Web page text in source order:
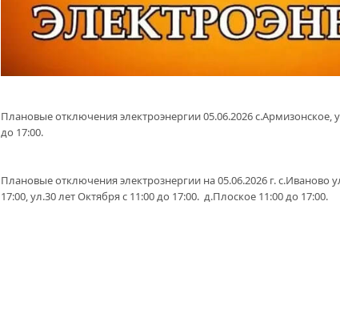
Плановые отключения электроэнергии 05.06.2026
до 17:00.
Плановые отключения электрознергии на 05.06.2026 г. с.Иваново
17:00, ул.30 лет Октября с 11:00 до 17:00. д.Плоское 11:00 до 17:00.